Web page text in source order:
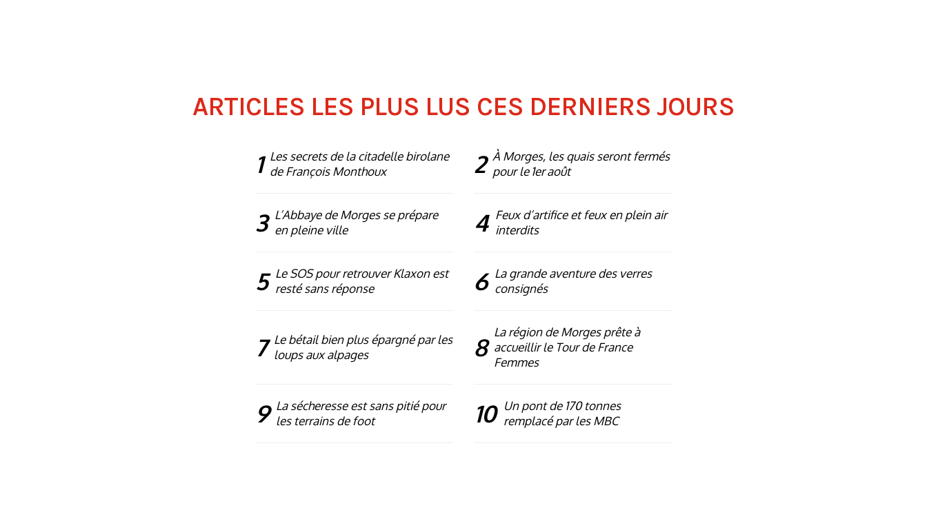
ARTICLES LES PLUS LUS CES DERNIERS JOURS
1 Les secrets de la citadelle birolane
de François Monthoux
2 À Morges, les quais seront fermés
pour le 1er août
3 L’Abbaye de Morges se prépare
en pleine ville
4 Feux d’artifice et feux en plein air
interdits
5 Le SOS pour retrouver Klaxon est
resté sans réponse
6 La grande aventure des verres
consignés
7 Le bétail bien plus épargné par les
loups aux alpages
8
La région de Morges prête à
accueillir le Tour de France
Femmes
9 La sécheresse est sans pitié pour
les terrains de foot
10 Un pont de 170 tonnes
remplacé par les MBC